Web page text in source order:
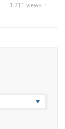
1.711 views